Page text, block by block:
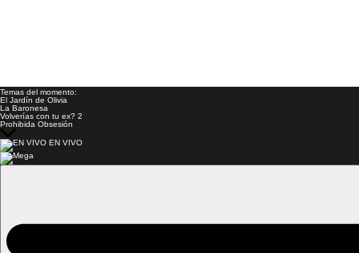
Temas del momento:
El Jardín de Olivia
La Baronesa
Volverías con tu ex? 2
Prohibida Obsesión
EN VIVO